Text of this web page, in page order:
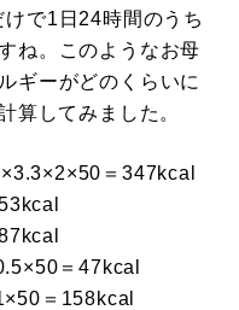
で1日24時間のうち
ね。このようなお母
ギーがどのくらいに
算してみました。
＝347kcal
＝47kcal
＝158kcal